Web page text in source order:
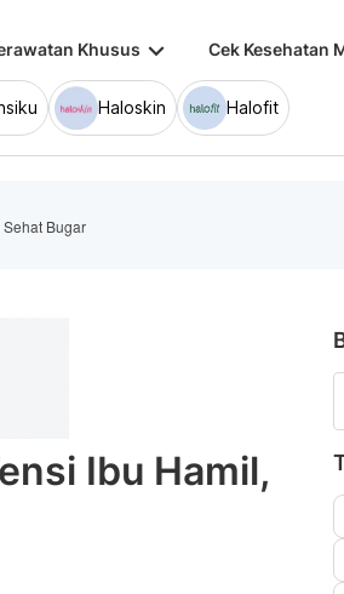
Khusus keyboard_arrow_down Cek Kesehatan
Haloskin Halofit
Bugar
Ibu Hamil,